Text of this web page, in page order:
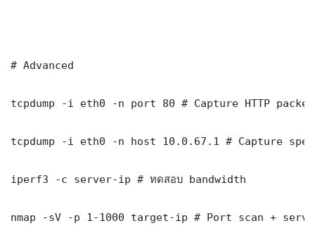
# Advanced
tcpdump -i eth0 -n port 80 # Capture HTTP
tcpdump -i eth0 -n host 10.0.67.1 # Capture
iperf3 -c server-ip # ทดสอบ bandwidth
nmap -sV -p 1-1000 target-ip # Port scan +